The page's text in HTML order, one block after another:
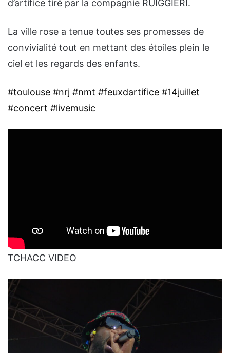
d’artifice tiré par la compagnie RUIGGIERI.
La ville rose a tenue toutes ses promesses de
convivialité tout en mettant des étoiles plein le
ciel et les regards des enfants.
#toulouse #nrj #nmt #feuxdartifice #14juillet
#concert #livemusic
TCHACC VIDEO